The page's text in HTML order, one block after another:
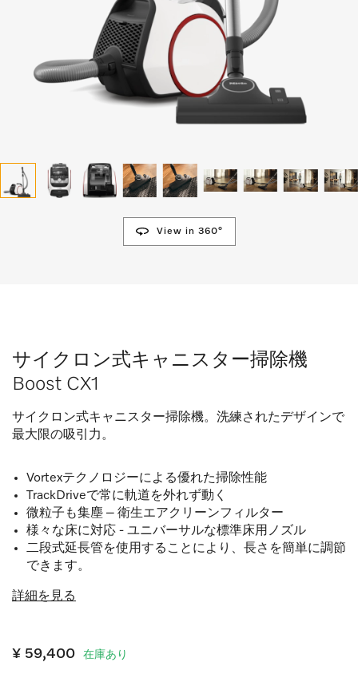
View in 360°
サイクロン式キャニスター掃除機
Boost CX1
サイクロン式キャニスター掃除機。洗練されたデザインで
最大限の吸引力。
Vortexテクノロジーによる優れた掃除性能
TrackDriveで常に軌道を外れず動く
微粒子も集塵 – 衛生エアクリーンフィルター
様々な床に対応 - ユニバーサルな標準床用ノズル
二段式延長管を使用することにより、長さを簡単に調節
できます。
詳細を見る
¥ 59,400 在庫あり